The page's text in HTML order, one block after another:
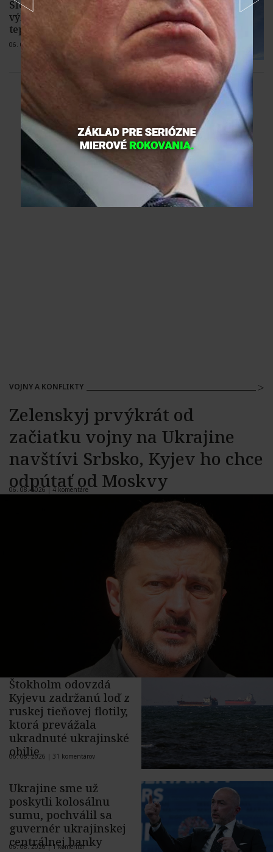
Slovenské domácnosti krátkodobé
výkyvy cien elektriny spôsobené
teplom a suchom nepocítia
06. 08. 2026 | 1 komentár
VOJNY A KONFLIKTY
Zelenskyj prvýkrát od
začiatku vojny na Ukrajine
navštívi Srbsko, Kyjev ho chce
odpútať od Moskvy
06. 08. 2026 | 4 komentáre
Štokholm odovzdá
Kyjevu zadržanú loď z
ruskej tieňovej flotily,
ktorá prevážala
ukradnuté ukrajinské
obilie
06. 08. 2026 | 31 komentárov
Ukrajine sme už
poskytli kolosálnu
sumu, pochválil sa
guvernér ukrajinskej
centrálnej banky
06. 08. 2026 |1 komentár